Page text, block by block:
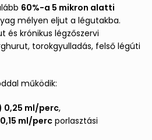
60%-a 5 mikron alatti
mélyen eljut a légutakba.
és krónikus légzőszervi
torokgyulladás, felső légúti
működik:
0,25 ml/perc,
ml/perc porlasztási